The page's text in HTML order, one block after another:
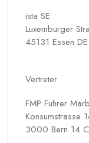
ista SE
Luxemburger
45131 Essen DE
Vertreter
FMP Fuhrer
Konsumstrasse
3000 Bern 14